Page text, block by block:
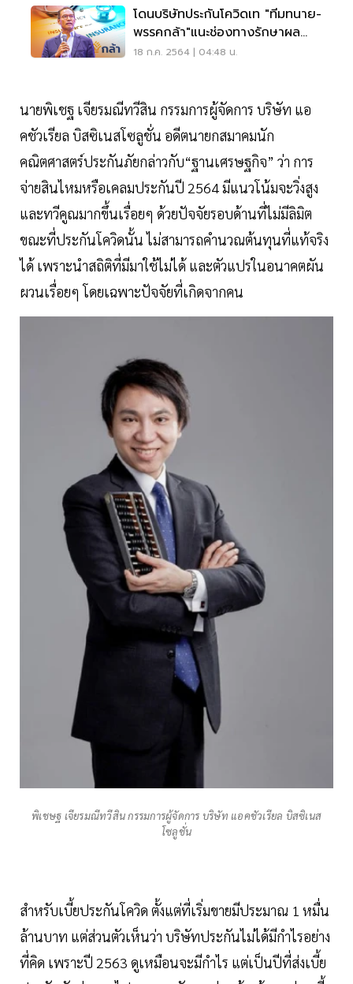
โดนบริษัทประกันโควิดเท "ทีมทนาย-
พรรคกล้า"แนะช่องทางรักษาผล
ประโยชน์
18 ก.ค. 2564 | 04:48 น.
นายพิเชฐ เจียรมณีทวีสิน กรรมการผู้จัดการ บริษัท แอ
คชัวเรียล บิสซิเนสโซลูชั่น อดีตนายกสมาคมนัก
คณิตศาสตร์ประกันภัยกล่าวกับ“ฐานเศรษฐกิจ” ว่า การ
จ่ายสินไหมหรือเคลมประกันปี 2564 มีแนวโน้มจะวิ่งสูง
และทวีคูณมากขึ้นเรื่อยๆ ด้วยปัจจัยรอบด้านที่ไม่มีลิมิต
ขณะที่ประกันโควิดนั้น ไม่สามารถคำนวณต้นทุนที่แท้จริง
ได้ เพราะนำสถิติที่มีมาใช้ไม่ได้ และตัวแปรในอนาคตผัน
ผวนเรื่อยๆ โดยเฉพาะปัจจัยที่เกิดจากคน
พิเชษฐ เจียรมณีทวีสิน กรรมการผู้จัดการ บริษัท แอคชัวเรียล บิสซิเนส
โซลูชั่น
สำหรับเบี้ยประกันโควิด ตั้งแต่ที่เริ่มขายมีประมาณ 1 หมื่น
ล้านบาท แต่ส่วนตัวเห็นว่า บริษัทประกันไม่ได้มีกำไรอย่าง
ที่คิด เพราะปี 2563 ดูเหมือนจะมีกำไร แต่เป็นปีที่ส่งเบี้ย